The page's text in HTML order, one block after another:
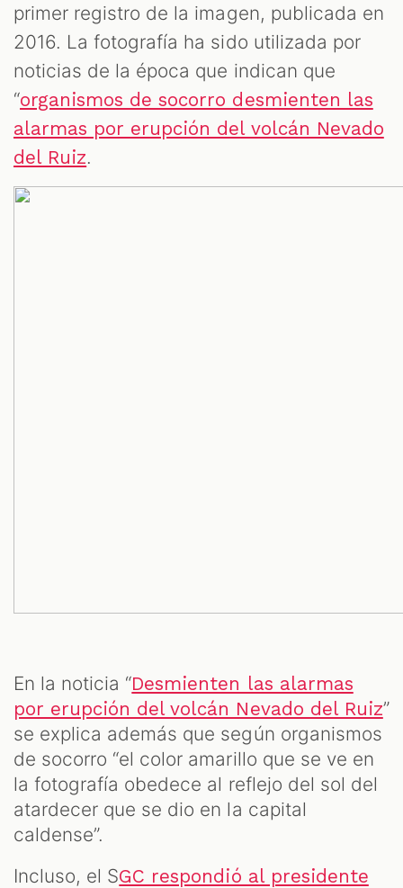
primer registro de la imagen, publicada en
2016. La fotografía ha sido utilizada por
noticias de la época que indican que
“organismos de socorro desmienten las
alarmas por erupción del volcán Nevado
del Ruiz.
En la noticia “Desmienten las alarmas
por erupción del volcán Nevado del Ruiz”
se explica además que según organismos
de socorro “el color amarillo que se ve en
la fotografía obedece al reflejo del sol del
atardecer que se dio en la capital
caldense”.
Incluso, el SGC respondió al presidente